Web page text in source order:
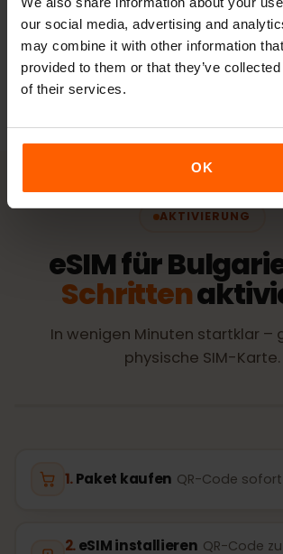
our social media, advertising and
may combine it with other information
provided to them or that they’ve
of their services.
OK
Pakete ansehen
Alle Angaben sind Richtwerte. Der
hängt von Gerät, App-Einstellungen und
AKTIVIERUNG
eSIM für
Schritten
In wenigen Minuten startklar –
physische SIM-Karte.
Paket kaufen QR-Code
eSIM installieren QR-Code